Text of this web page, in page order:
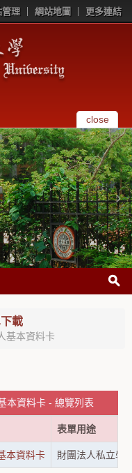
管理 網站地圖 更多連結
close
載
基本資料卡
本資料卡 - 總覽列表
表單用途
本資料卡 財團法人私立學